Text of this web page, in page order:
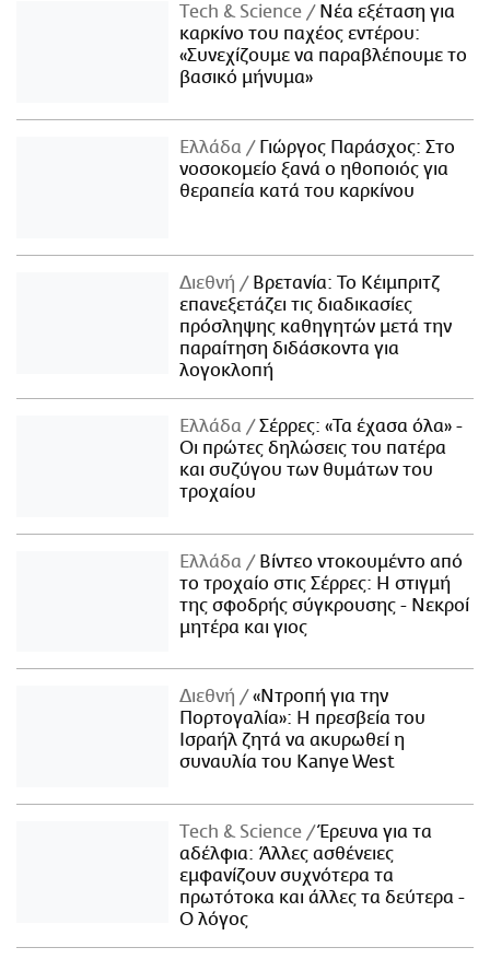
Τech & Science
Νέα εξέταση για
καρκίνο του παχέος εντέρου:
«Συνεχίζουμε να παραβλέπουμε το
βασικό μήνυμα»
Ελλάδα
Γιώργος Παράσχος: Στο
νοσοκομείο ξανά ο ηθοποιός για
θεραπεία κατά του καρκίνου
Διεθνή
Βρετανία: Το Κέιμπριτζ
επανεξετάζει τις διαδικασίες
πρόσληψης καθηγητών μετά την
παραίτηση διδάσκοντα για
λογοκλοπή
Ελλάδα
Σέρρες: «Τα έχασα όλα» -
Οι πρώτες δηλώσεις του πατέρα
και συζύγου των θυμάτων του
τροχαίου
Ελλάδα
Βίντεο ντοκουμέντο από
το τροχαίο στις Σέρρες: Η στιγμή
της σφοδρής σύγκρουσης - Νεκροί
μητέρα και γιος
Διεθνή
«Ντροπή για την
Πορτογαλία»: Η πρεσβεία του
Ισραήλ ζητά να ακυρωθεί η
συναυλία του Kanye West
Τech & Science
Έρευνα για τα
αδέλφια: Άλλες ασθένειες
εμφανίζουν συχνότερα τα
πρωτότοκα και άλλες τα δεύτερα -
Ο λόγος